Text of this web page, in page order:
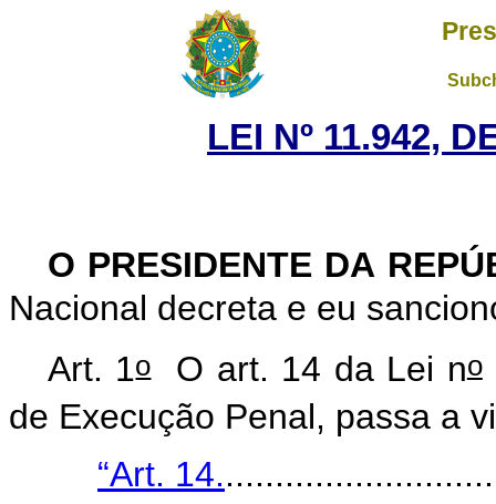
LEI Nº 11.942,
O PRESIDENTE DA
Nacional decreta e eu
Art. 1oO art. 14 da Lei no
de Execução Penal, passa a
“Art. 14.